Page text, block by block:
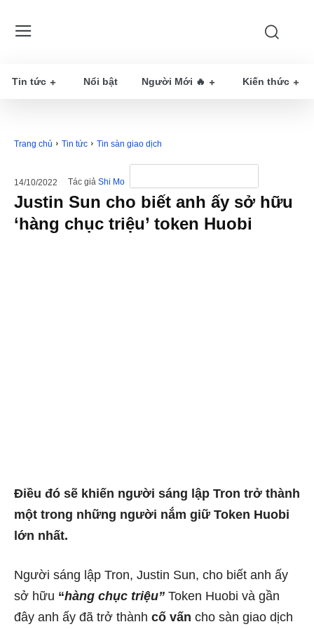
Tin tức Nổi bật Người Mới 🔥 Kiến thức
Trang chủ Tin tức Tin sàn giao dịch
14/10/2022 Tác giả Shi Mo
Justin Sun cho biết anh ấy sở hữu
‘hàng chục triệu’ token Huobi
Điều đó sẽ khiến người sáng lập Tron trở thành
một trong những người nắm giữ Token Huobi
lớn nhất.
Người sáng lập Tron, Justin Sun, cho biết anh ấy
sở hữu “hàng chục triệu” Token Huobi và gần
đây anh ấy đã trở thành cố vấn cho sàn giao dịch